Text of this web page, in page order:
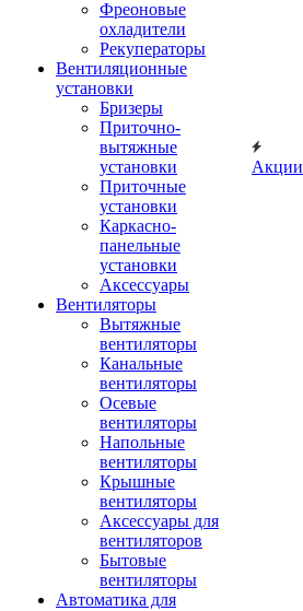
Фреоновые
охладители
Рекуператоры
Вентиляционные
установки
Бризеры
Приточно-
вытяжные
установки
Приточные
установки
Каркасно-
панельные
установки
Аксессуары
Вентиляторы
Вытяжные
вентиляторы
Канальные
вентиляторы
Осевые
вентиляторы
Напольные
вентиляторы
Крышные
вентиляторы
Аксессуары для
вентиляторов
Бытовые
вентиляторы
Автоматика для
Акции